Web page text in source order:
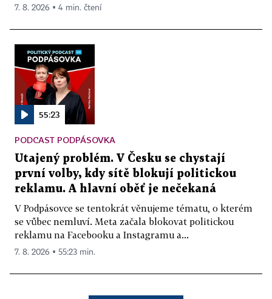
7. 8. 2026 ▪ 4 min. čtení
55:23
PODCAST PODPÁSOVKA
Utajený problém. V Česku se chystají
první volby, kdy sítě blokují politickou
reklamu. A hlavní oběť je nečekaná
V Podpásovce se tentokrát věnujeme tématu, o kterém
se vůbec nemluví. Meta začala blokovat politickou
reklamu na Facebooku a Instagramu a...
7. 8. 2026 ▪ 55:23 min.